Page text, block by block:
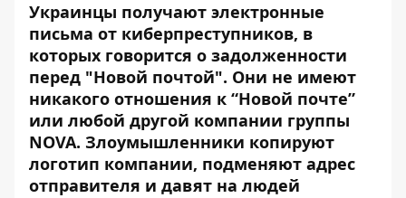
Украинцы получают электронные
письма от киберпреступников, в
которых говорится о задолженности
перед "Новой почтой". Они не имеют
никакого отношения к “Новой почте”
или любой другой компании группы
NOVA. Злоумышленники копируют
логотип компании, подменяют адрес
отправителя и давят на людей